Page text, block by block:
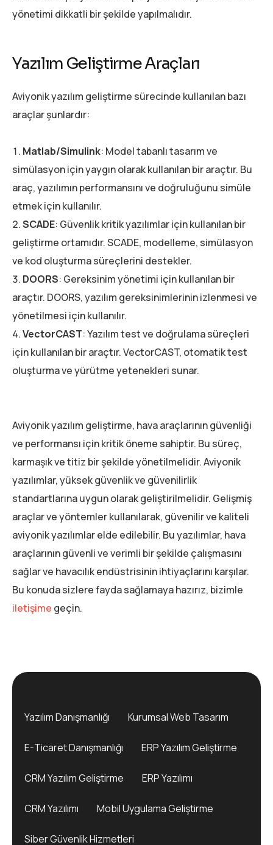
yönetimi dikkatli bir şekilde yapılmalıdır.
Yazılım Geliştirme Araçları
Aviyonik yazılım geliştirme sürecinde kullanılan bazı
araçlar şunlardır:
Matlab/Simulink: Model tabanlı tasarım ve
simülasyon için yaygın olarak kullanılan bir araçtır. Bu
araç, yazılımın performansını ve doğruluğunu simüle
etmek için kullanılır.
SCADE: Güvenlik kritik yazılımlar için kullanılan bir
geliştirme ortamıdır. SCADE, modelleme, simülasyon
ve kod oluşturma süreçlerini destekler.
DOORS: Gereksinim yönetimi için kullanılan bir
araçtır. DOORS, yazılım gereksinimlerinin izlenmesi ve
yönetilmesi için kullanılır.
VectorCAST: Yazılım test ve doğrulama süreçleri
için kullanılan bir araçtır. VectorCAST, otomatik test
oluşturma ve yürütme yetenekleri sunar.
Aviyonik yazılım geliştirme, hava araçlarının güvenliği
ve performansı için kritik öneme sahiptir. Bu süreç,
karmaşık ve titiz bir şekilde yönetilmelidir. Aviyonik
yazılımlar, yüksek güvenlik ve güvenilirlik
standartlarına uygun olarak geliştirilmelidir. Gelişmiş
araçlar ve yöntemler kullanılarak, güvenilir ve kaliteli
aviyonik yazılımlar elde edilebilir. Bu yazılımlar, hava
araçlarının güvenli ve verimli bir şekilde çalışmasını
sağlar ve havacılık endüstrisinin ihtiyaçlarını karşılar.
Bu konuda sizlere fayda sağlamaya hazırız, bizimle
iletişime geçin.
Yazılım Danışmanlığı Kurumsal Web Tasarım
E-Ticaret Danışmanlığı ERP Yazılım Geliştirme
CRM Yazılım Geliştirme ERP Yazılımı
CRM Yazılımı Mobil Uygulama Geliştirme
Siber Güvenlik Hizmetleri